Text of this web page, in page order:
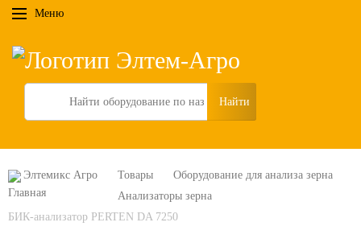
Меню
Search
Элтемикс Агро Товары
Оборудование для анализа зерна
Анализаторы зерна
БИК-анализатор PERTEN DA 7250